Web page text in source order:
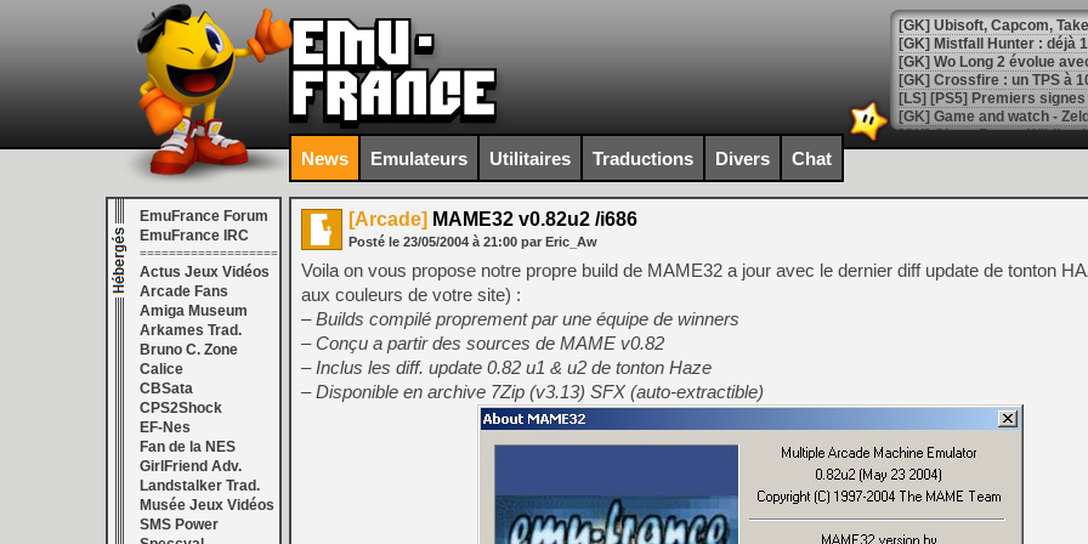
[GK] Mistfall Hunter : déjà
[GK] Wo Long 2 évolue
[GK] Crossfire : un TPS à
[LS] [PS5] Premiers
[Mo5] DOOM arrive en
[GK] Bethesda fête les 30
[GK] Roblox : l'action en
[GK] Agenda - GeForce
[LS] [PS5] ps5-y2jb-
[GK] Pourquoi Marvel
[GK] Test : Restory : Chill
[GK] GTA 6 : Rockstar
[GK] Hot Wheels Infinite
[GK] Mémoire cash -
[GK] Résultats Nintendo :
News Emulateurs Utilitaires Traductions Divers Chat
EmuFrance Forum
EmuFrance IRC
===================
Actus Jeux Vidéos
Arcade Fans
Amiga Museum
Arkames Trad.
Bruno C. Zone
Calice
CBSata
CPS2Shock
EF-Nes
Fan de la NES
GirlFriend Adv.
Landstalker Trad.
Musée Jeux Vidéos
SMS Power
[Arcade] MAME32 v0.82u2 /i686
Posté le 23/05/2004 à 21:00 par Eric_Aw
Voila on vous propose notre propre build de MAME32 a jour avec le dernier diff update de tonton
aux couleurs de votre site) :
– Builds compilé proprement par une équipe de winners
– Conçu a partir des sources de MAME v0.82
– Inclus les diff. update 0.82 u1 & u2 de tonton Haze
– Disponible en archive 7Zip (v3.13) SFX (auto-extractible)